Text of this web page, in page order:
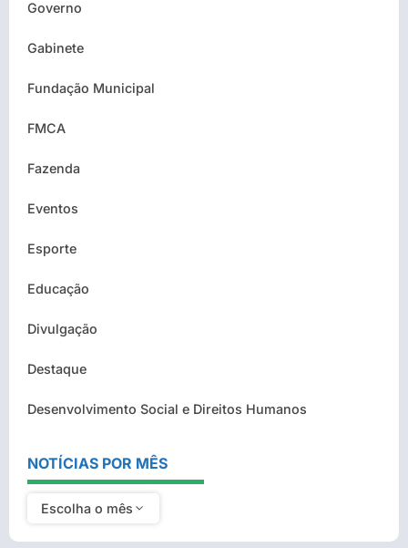
Governo
Gabinete
Fundação Municipal
FMCA
Fazenda
Eventos
Esporte
Educação
Divulgação
Destaque
Desenvolvimento Social e Direitos Humanos
NOTÍCIAS POR MÊS
Escolha o mês